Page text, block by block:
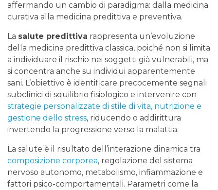
affermando un cambio di paradigma: dalla medicina
curativa alla medicina predittiva e preventiva.
La salute predittiva rappresenta un’evoluzione
della medicina predittiva classica, poiché non si limita
a individuare il rischio nei soggetti già vulnerabili, ma
si concentra anche su individui apparentemente
sani. L’obiettivo è identificare precocemente segnali
subclinici di squilibrio fisiologico e intervenire con
strategie personalizzate di stile di vita, nutrizione e
gestione dello stress, riducendo o addirittura
invertendo la progressione verso la malattia.
La salute è il risultato dell’interazione dinamica tra
composizione corporea, regolazione del sistema
nervoso autonomo, metabolismo, infiammazione e
fattori psico-comportamentali. Parametri come la